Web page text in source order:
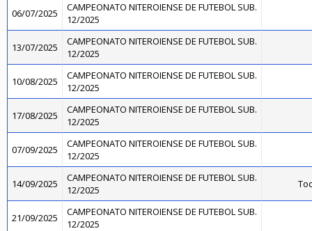
06/07/2025
CAMPEONATO NITEROIENSE DE FUTEBOL SUB.
12/2025
13/07/2025
CAMPEONATO NITEROIENSE DE FUTEBOL SUB.
12/2025
10/08/2025
CAMPEONATO NITEROIENSE DE FUTEBOL SUB.
12/2025
17/08/2025
CAMPEONATO NITEROIENSE DE FUTEBOL SUB.
12/2025
07/09/2025
CAMPEONATO NITEROIENSE DE FUTEBOL SUB.
12/2025
14/09/2025
CAMPEONATO NITEROIENSE DE FUTEBOL SUB.
12/2025
21/09/2025
CAMPEONATO NITEROIENSE DE FUTEBOL SUB.
12/2025